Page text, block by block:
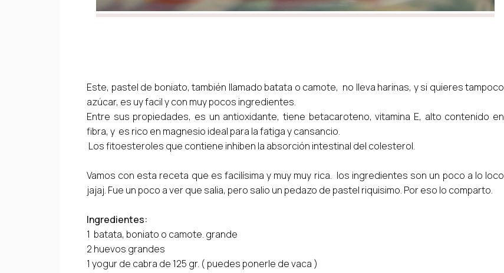
Este, pastel de boniato, también llamado batata o camote, no lleva harinas, y si quieres tampoco
azúcar, es uy facil y con muy pocos ingredientes.
Entre sus propiedades, es un antioxidante, tiene betacaroteno, vitamina E, alto contenido en
fibra, y es rico en magnesio ideal para la fatiga y cansancio.
Los fitoesteroles que contiene inhiben la absorción intestinal del colesterol.
Vamos con esta receta que es facilísima y muy muy rica. los ingredientes son un poco a lo loco
jajaj. Fue un poco a ver que salia, pero salio un pedazo de pastel riquisimo. Por eso lo comparto.
Ingredientes:
1 batata, boniato o camote. grande
2 huevos grandes
1 yogur de cabra de 125 gr. ( puedes ponerle de vaca )